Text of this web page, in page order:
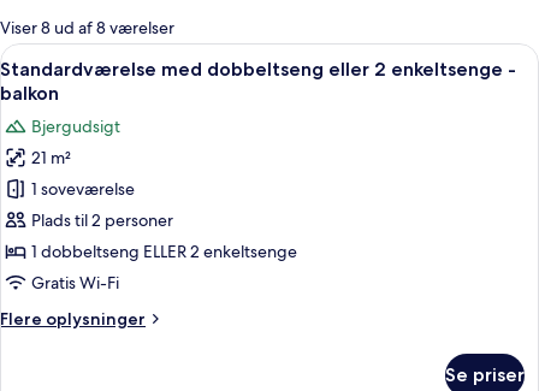
for
værelser
Viser 8 ud af 8 værelser
Indlæs
alle
af
Standardværelse
med
dobbeltseng
eller
2
-
Et moderne hotelværelse med en
5
Standardværelse med dobbeltseng eller 2 enkeltsenge -
balkon
Bjergudsigt
21 m²
1 soveværelse
Plads til 2 personer
1 dobbeltseng ELLER 2 enkeltsenge
Gratis Wi-Fi
Flere oplysninger
Flere
Se priser